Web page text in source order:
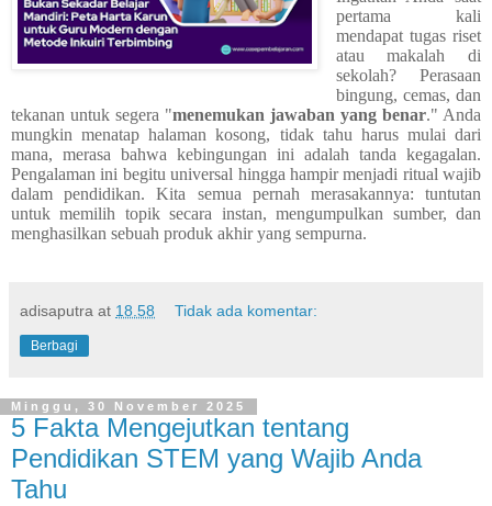
pertama kali
mendapat tugas riset
atau makalah di
sekolah? Perasaan
bingung, cemas, dan
tekanan untuk segera "menemukan jawaban yang benar." Anda
mungkin menatap halaman kosong, tidak tahu harus mulai dari
mana, merasa bahwa kebingungan ini adalah tanda kegagalan.
Pengalaman ini begitu universal hingga hampir menjadi ritual wajib
dalam pendidikan. Kita semua pernah merasakannya: tuntutan
untuk memilih topik secara instan, mengumpulkan sumber, dan
menghasilkan sebuah produk akhir yang sempurna.
adisaputra at 18.58 Tidak ada komentar:
Berbagi
Minggu, 30 November 2025
5 Fakta Mengejutkan tentang
Pendidikan STEM yang Wajib Anda
Tahu